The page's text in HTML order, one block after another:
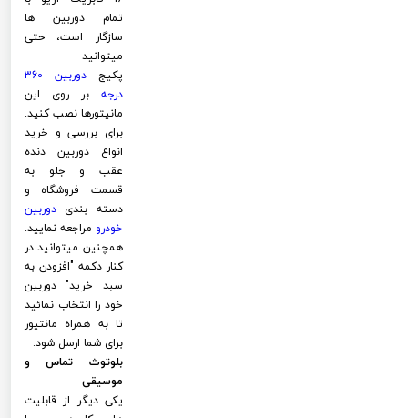
تمام دوربین ها
سازگار است، حتی
میتوانید
پکیج
دوربین 360
درجه بر روی این
مانیتورها نصب کنید.
برای بررسی و خرید
انواع دوربین دنده
عقب و جلو به
قسمت فروشگاه و
دسته بندی دوربین
خودرو مراجعه نمایید.
همچنین میتوانید در
کنار دکمه "افزودن به
سبد خرید" دوربین
خود را انتخاب نمائید
تا به همراه مانتیور
برای شما ارسل شود.
بلوتوث تماس و
موسیقی
یکی دیگر از قابلیت